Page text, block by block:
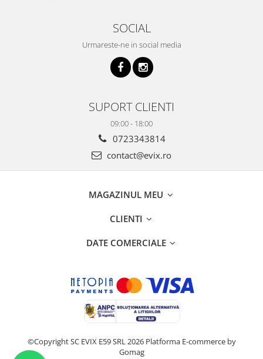
SOCIAL
Urmareste-ne in social media
SUPORT CLIENTI
09:00 - 18:00
0723343814
contact@evix.ro
MAGAZINUL MEU
CLIENTI
DATE COMERCIALE
©Copyright SC EVIX E59 SRL 2026 Platforma E-commerce by
Gomag